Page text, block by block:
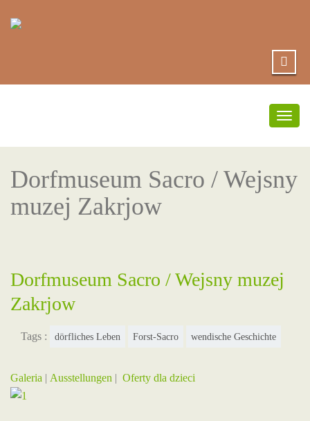
Dorfmuseum Sacro / Wejsny
muzej Zakrjow
Dorfmuseum Sacro / Wejsny muzej
Zakrjow
Tags : dörfliches Leben Forst-Sacro wendische Geschichte
Galeria | Ausstellungen | Oferty dla dzieci